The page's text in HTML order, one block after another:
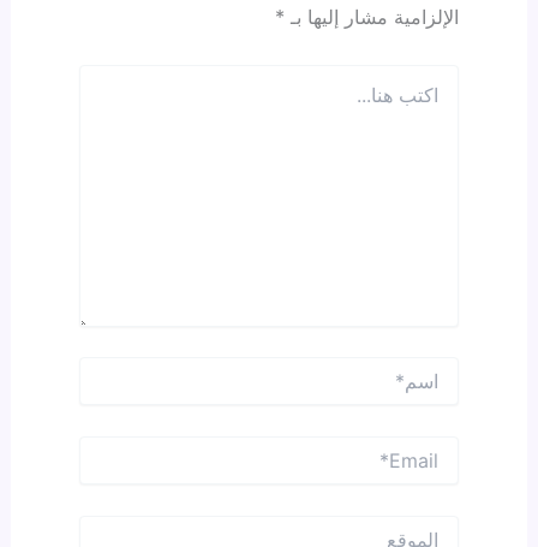
الإلزامية مشار إليها بـ *
هنا…